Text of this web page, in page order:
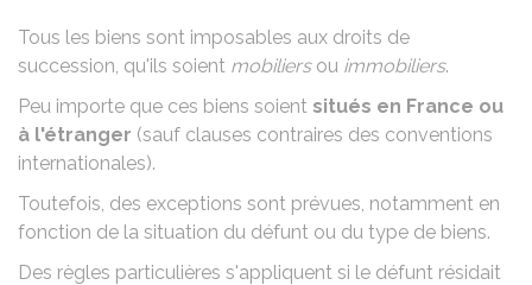
Tous les biens sont imposables aux droits de
succession, qu'ils soient mobiliersou immobiliers.
Peu importe que ces biens soient situés en France ou
à l'étranger (sauf clauses contraires des conventions
internationales).
Toutefois, des exceptions sont prévues, notamment en
fonction de la situation du défunt ou du type de biens.
Des règles particulières s'appliquent si le défunt résidait